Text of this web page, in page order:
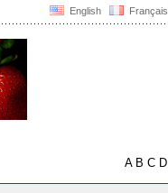
English Français
AB C D